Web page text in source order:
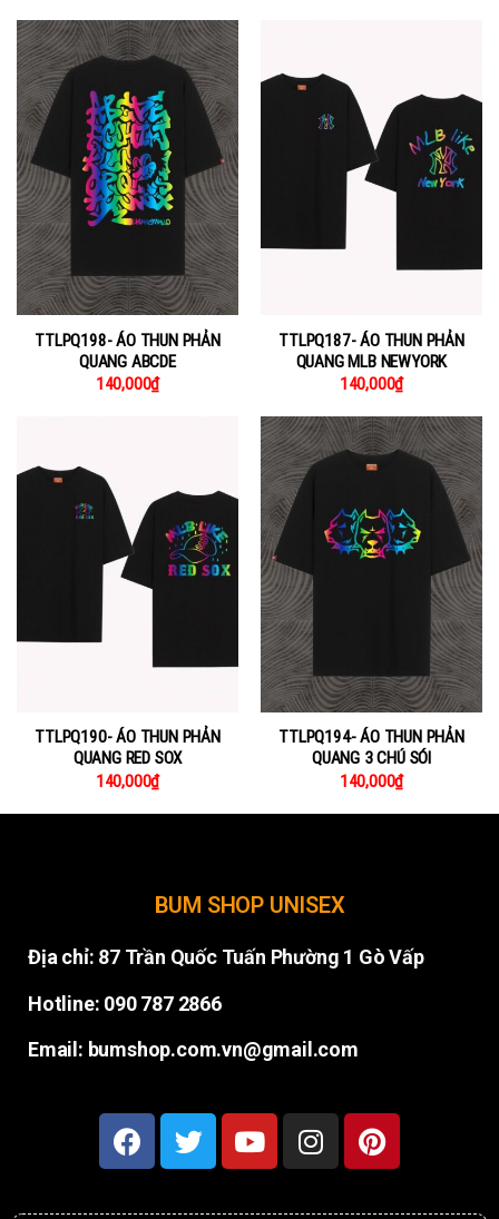
TTLPQ198- ÁO THUN PHẢN
QUANG ABCDE
140,000₫
TTLPQ187- ÁO THUN PHẢN
QUANG MLB NEWYORK
140,000₫
TTLPQ190- ÁO THUN PHẢN
QUANG RED SOX
140,000₫
TTLPQ194- ÁO THUN PHẢN
QUANG 3 CHÚ SÓI
140,000₫
BUM SHOP UNISEX
Địa chỉ: 87 Trần Quốc Tuấn Phường 1 Gò Vấp
Hotline: 090 787 2866
Email: bumshop.com.vn@gmail.com